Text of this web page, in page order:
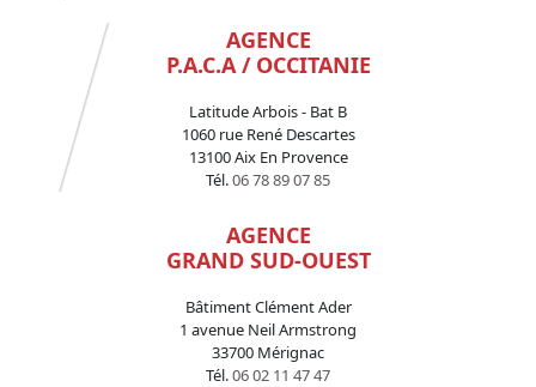
AGENCE
P.A.C.A / OCCITANIE
Latitude Arbois - Bat B
1060 rue René Descartes
13100 Aix En Provence
Tél.06 78 89 07 85
AGENCE
GRAND SUD-OUEST
Bâtiment Clément Ader
1 avenue Neil Armstrong
33700 Mérignac
Tél.06 02 11 47 47